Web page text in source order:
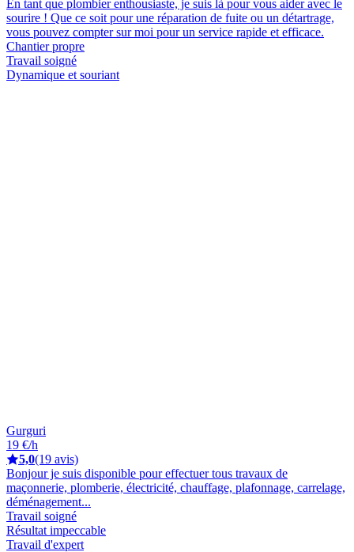
En tant que plombier enthousiaste, je suis là pour vous aider avec le
sourire ! Que ce soit pour une réparation de fuite ou un détartrage,
vous pouvez compter sur moi pour un service rapide et efficace.
Chantier propre
Travail soigné
Dynamique et souriant
Gurguri
19 €/h
5,0(19 avis)
Bonjour je suis disponible pour effectuer tous travaux de
maçonnerie, plomberie, électricité, chauffage, plafonnage, carrelage,
déménagement...
Travail soigné
Résultat impeccable
Travail d'expert